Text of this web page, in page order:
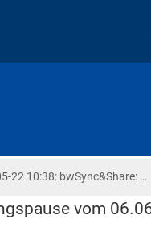
22 10:38: bwSync&Share: …
vom